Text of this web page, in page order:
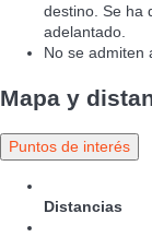
destino. Se ha
adelantado.
No se admiten
Mapa y
Puntos de interés
Distancias